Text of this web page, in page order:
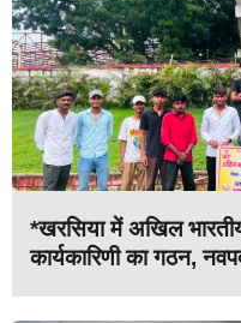
*खरसिया में अखिल भारतीय
कार्यकारिणी का गठन,